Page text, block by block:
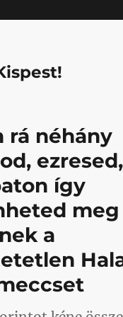
rá néhány
így
meg
a